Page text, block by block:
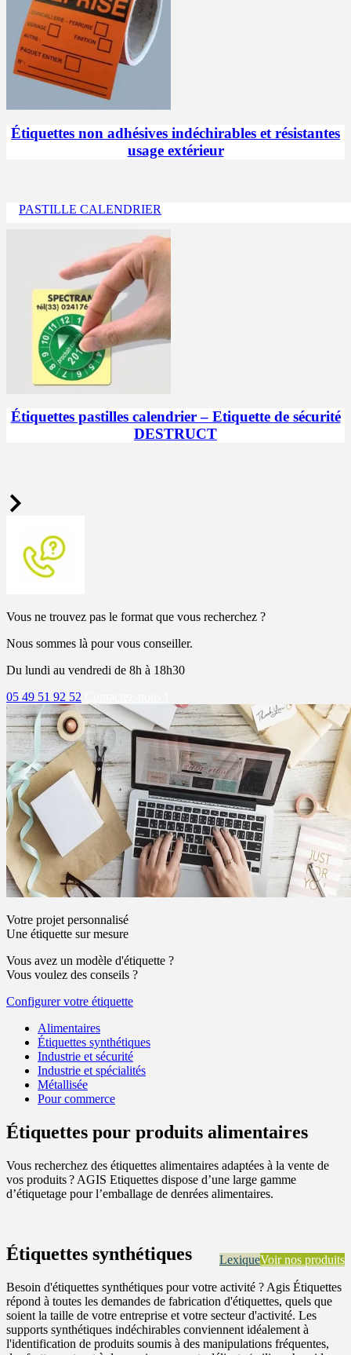
Étiquettes non adhésives indéchirables et résistantes
usage extérieur
PASTILLE CALENDRIER
Étiquettes pastilles calendrier – Etiquette de sécurité
DESTRUCT
Vous ne trouvez pas le format que vous recherchez ?
Nous sommes là pour vous conseiller.
Du lundi au vendredi de 8h à 18h30
05 49 51 92 52
Votre projet personnalisé
Une étiquette sur mesure
Vous avez un modèle d'étiquette ?
Vous voulez des conseils ?
Configurer votre étiquette
Alimentaires
Étiquettes synthétiques
Industrie et sécurité
Industrie et spécialités
Métallisée
Pour commerce
Étiquettes pour produits alimentaires
Vous recherchez des étiquettes alimentaires adaptées à la vente de
vos produits ? AGIS Etiquettes dispose d’une large gamme
d’étiquetage pour l’emballage de denrées alimentaires.
LexiqueVoir nos produits
Étiquettes synthétiques
Besoin d'étiquettes synthétiques pour votre activité ? Agis Étiquettes
répond à toutes les demandes de fabrication d'étiquettes, quels que
soient la taille de votre entreprise et votre secteur d'activité. Les
supports synthétiques indéchirables conviennent idéalement à
l'identification de produits soumis à des manipulations fréquentes,